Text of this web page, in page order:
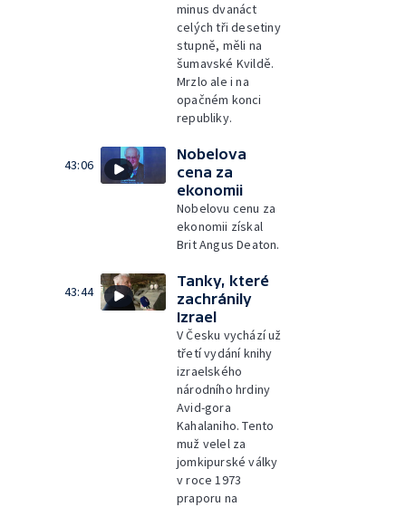
minus dvanáct
celých tři desetiny
stupně, měli na
šumavské Kvildě.
Mrzlo ale i na
opačném konci
republiky.
43:06
Nobelova
cena za
ekonomii
Nobelovu cenu za
ekonomii získal
Brit Angus Deaton.
43:44
Tanky, které
zachránily
Izrael
V Česku vychází už
třetí vydání knihy
izraelského
národního hrdiny
Avid-gora
Kahalaniho. Tento
muž velel za
jomkipurské války
v roce 1973
praporu na